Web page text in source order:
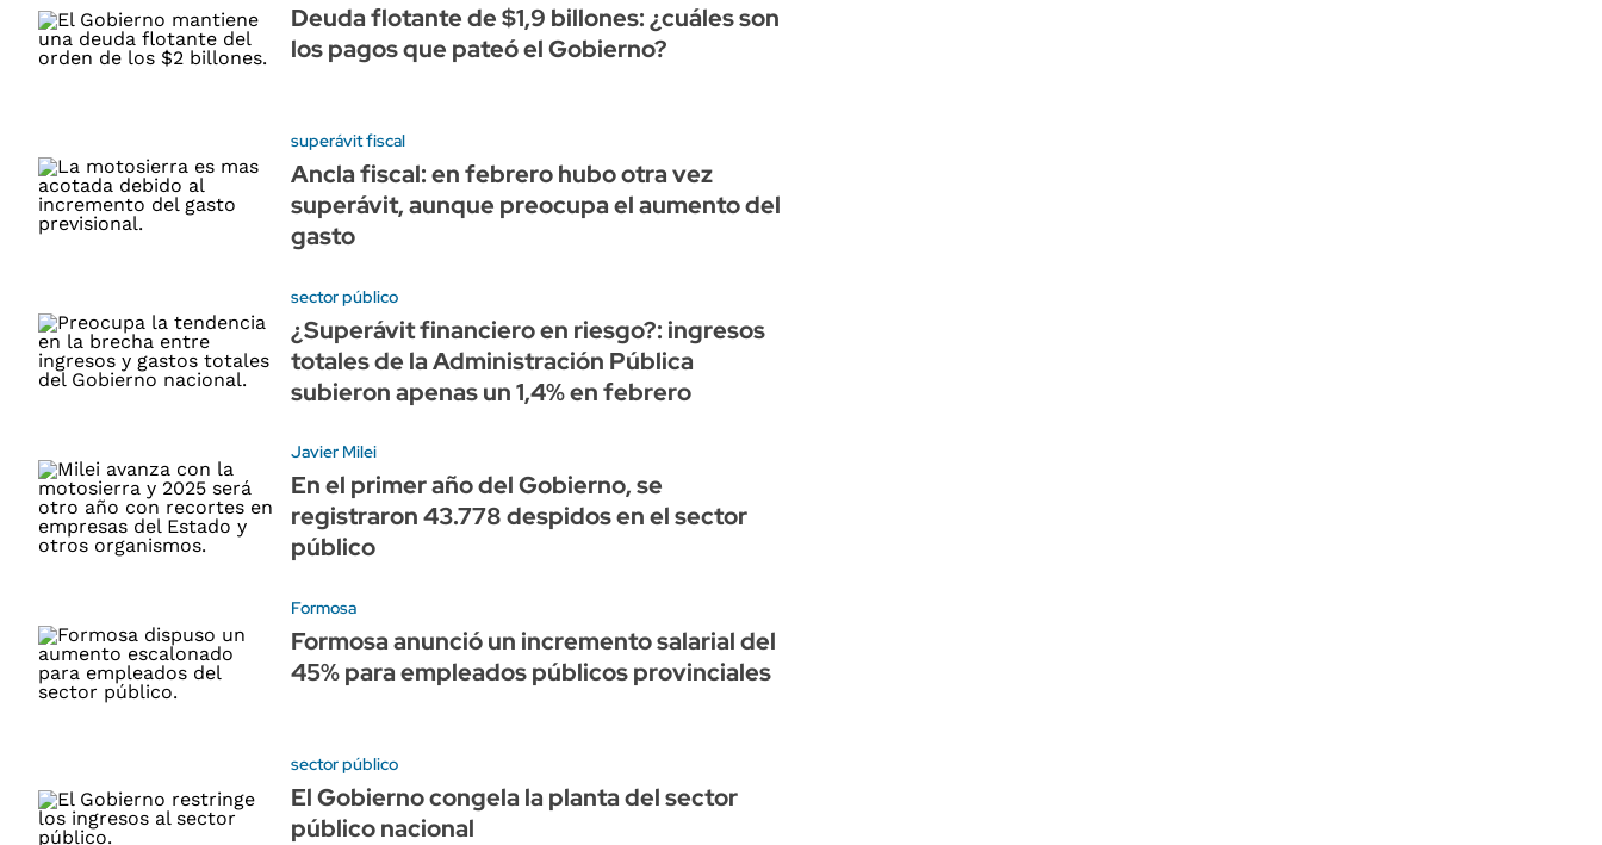
Deuda flotante de $1,9 billones: ¿cuáles son
los pagos que pateó el Gobierno?
superávit fiscal
Ancla fiscal: en febrero hubo otra vez
superávit, aunque preocupa el aumento del
gasto
sector público
¿Superávit financiero en riesgo?: ingresos
totales de la Administración Pública
subieron apenas un 1,4% en febrero
Javier Milei
En el primer año del Gobierno, se
registraron 43.778 despidos en el sector
público
Formosa
Formosa anunció un incremento salarial del
45% para empleados públicos provinciales
sector público
El Gobierno congela la planta del sector
público nacional